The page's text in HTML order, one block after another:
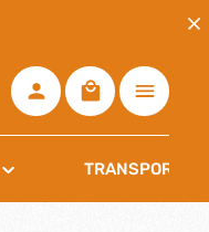
Warenkorb
TRANSPORT,